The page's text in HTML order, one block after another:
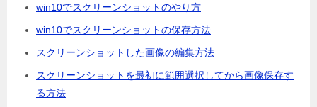
win10でスクリーンショットのやり方
win10でスクリーンショットの保存方法
スクリーンショットした画像の編集方法
スクリーンショットを最初に範囲選択してから画像保存す
る方法